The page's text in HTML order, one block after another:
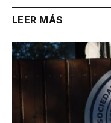
LEER MÁS